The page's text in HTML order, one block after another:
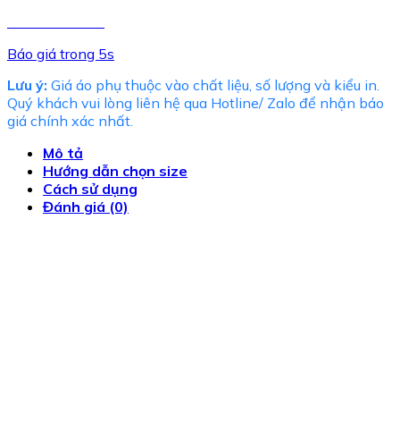
Báo giá trong 5s
Lưu ý: Giá áo phụ thuộc vào chất liệu, số lượng và kiểu in.
Quý khách vui lòng liên hệ qua Hotline/ Zalo để nhận báo
giá chính xác nhất.
Mô tả
Hướng dẫn chọn size
Cách sử dụng
Đánh giá (0)